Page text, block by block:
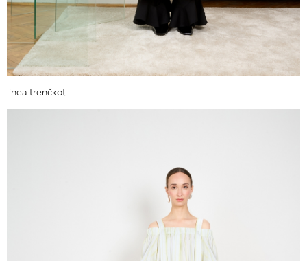
linea trenčkot